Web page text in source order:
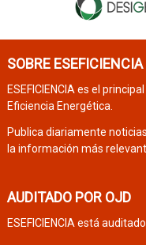
SOBRE ESEFICIENCIA
ESEFICIENCIA es el
Eficiencia Energética.
Publica diariamente
la información más
AUDITADO POR OJD
ESEFICIENCIA está